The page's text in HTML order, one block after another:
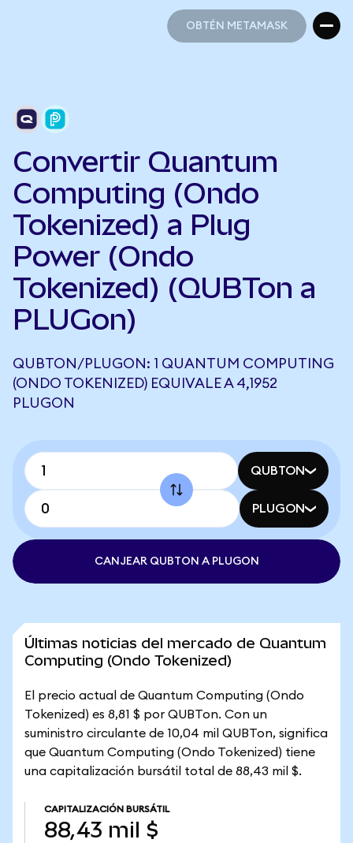
OBTÉN METAMASK
Convertir Quantum
Computing (Ondo
Tokenized) a Plug
Power (Ondo
Tokenized) (QUBTon a
PLUGon)
QUBTON/PLUGON: 1 QUANTUM COMPUTING
(ONDO TOKENIZED) EQUIVALE A 4,1952
PLUGON
QUBTON
PLUGON
CANJEAR QUBTON A PLUGON
Últimas noticias del mercado de Quantum
Computing (Ondo Tokenized)
El precio actual de Quantum Computing (Ondo
Tokenized) es 8,81 $ por QUBTon. Con un
suministro circulante de 10,04 mil QUBTon, significa
que Quantum Computing (Ondo Tokenized) tiene
una capitalización bursátil total de 88,43 mil $.
CAPITALIZACIÓN BURSÁTIL
88,43 mil $